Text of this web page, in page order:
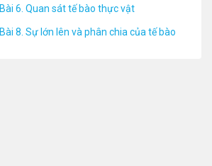
Bài 6. Quan sát tế bào thực vật
Bài 8. Sự lớn lên và phân chia của tế bào